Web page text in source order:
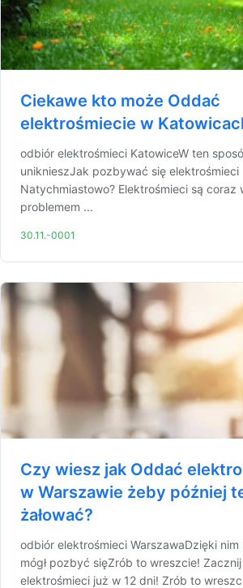
Ciekawe kto może Oddać
elektrośmiecie w
odbiór elektrośmieci KatowiceW ten
uniknieszJak pozbywać się elektrośmieci
Natychmiastowo? Elektrośmieci są coraz
problemem ...
30.11.-0001
Czy wiesz jak Oddać
w Warszawie żeby później
żałować?
odbiór elektrośmieci WarszawaDzięki nim
mógł pozbyć sięZrób to wreszcie!
elektrośmieci już w 12 dni! Zrób to